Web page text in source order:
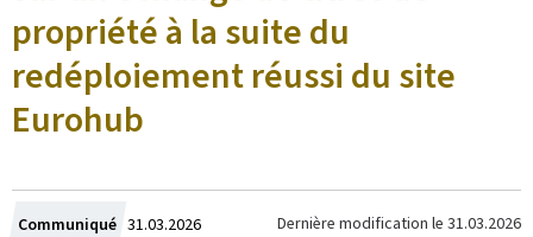
propriété à la suite du
redéploiement réussi du site
Eurohub
Communiqué Crée
31.03.2026 Dernière modification le 31.03.2026